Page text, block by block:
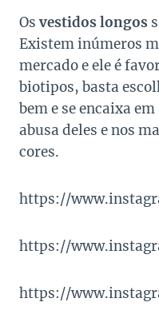
Os vestidos longos
Existem inúmeros
mercado e ele é
biotipos, basta
bem e se encaixa
abusa deles e nos
cores.
https://
https://
https://